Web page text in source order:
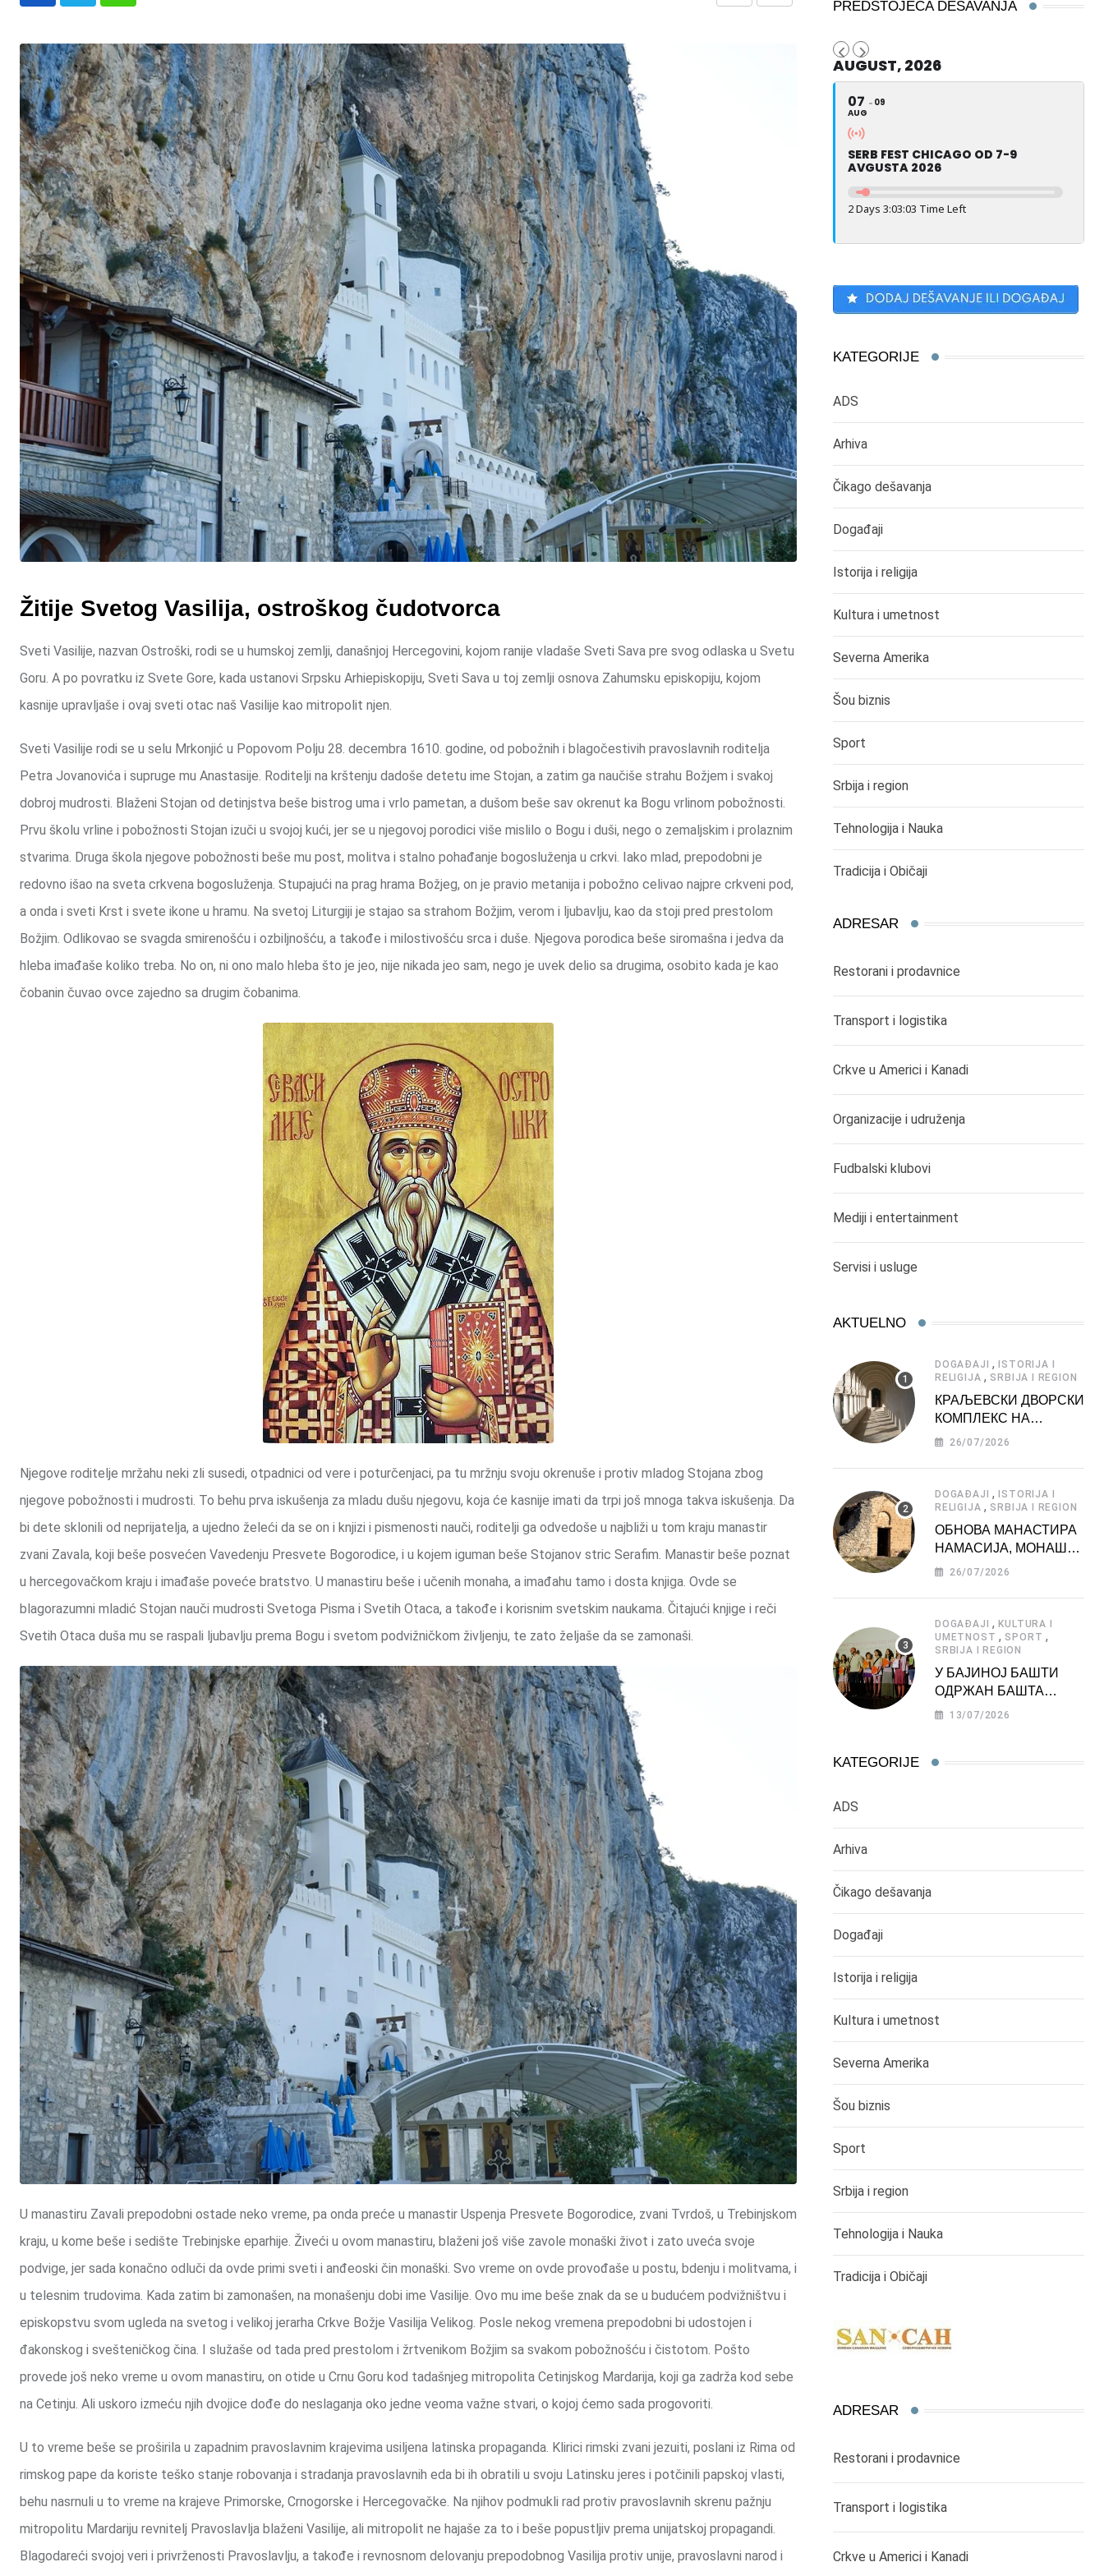
Žitije Svetog Vasilija, ostroškog čudotvorca
Sveti Vasilije, nazvan Ostroški, rodi se u humskoj zemlji, današnjoj Hercegovini, kojom ranije vladaše Sveti Sava pre svog odlaska u Svetu
Goru. A po povratku iz Svete Gore, kada ustanovi Srpsku Arhiepiskopiju, Sveti Sava u toj zemlji osnova Zahumsku episkopiju, kojom
kasnije upravljaše i ovaj sveti otac naš Vasilije kao mitropolit njen.
Sveti Vasilije rodi se u selu Mrkonjić u Popovom Polju 28. decembra 1610. godine, od pobožnih i blagočestivih pravoslavnih roditelja
Petra Jovanovića i supruge mu Anastasije. Roditelji na krštenju dadoše detetu ime Stojan, a zatim ga naučiše strahu Božjem i svakoj
dobroj mudrosti. Blaženi Stojan od detinjstva beše bistrog uma i vrlo pametan, a dušom beše sav okrenut ka Bogu vrlinom pobožnosti.
Prvu školu vrline i pobožnosti Stojan izuči u svojoj kući, jer se u njegovoj porodici više mislilo o Bogu i duši, nego o zemaljskim i prolaznim
stvarima. Druga škola njegove pobožnosti beše mu post, molitva i stalno pohađanje bogosluženja u crkvi. Iako mlad, prepodobni je
redovno išao na sveta crkvena bogosluženja. Stupajući na prag hrama Božjeg, on je pravio metanija i pobožno celivao najpre crkveni pod,
a onda i sveti Krst i svete ikone u hramu. Na svetoj Liturgiji je stajao sa strahom Božjim, verom i ljubavlju, kao da stoji pred prestolom
Božjim. Odlikovao se svagda smirenošću i ozbiljnošću, a takođe i milostivošću srca i duše. Njegova porodica beše siromašna i jedva da
hleba imađaše koliko treba. No on, ni ono malo hleba što je jeo, nije nikada jeo sam, nego je uvek delio sa drugima, osobito kada je kao
čobanin čuvao ovce zajedno sa drugim čobanima.
Njegove roditelje mržahu neki zli susedi, otpadnici od vere i poturčenjaci, pa tu mržnju svoju okrenuše i protiv mladog Stojana zbog
njegove pobožnosti i mudrosti. To behu prva iskušenja za mladu dušu njegovu, koja će kasnije imati da trpi još mnoga takva iskušenja. Da
bi dete sklonili od neprijatelja, a ujedno želeći da se on i knjizi i pismenosti nauči, roditelji ga odvedoše u najbliži u tom kraju manastir
zvani Zavala, koji beše posvećen Vavedenju Presvete Bogorodice, i u kojem iguman beše Stojanov stric Serafim. Manastir beše poznat
u hercegovačkom kraju i imađaše poveće bratstvo. U manastiru beše i učenih monaha, a imađahu tamo i dosta knjiga. Ovde se
blagorazumni mladić Stojan nauči mudrosti Svetoga Pisma i Svetih Otaca, a takođe i korisnim svetskim naukama. Čitajući knjige i reči
Svetih Otaca duša mu se raspali ljubavlju prema Bogu i svetom podvižničkom življenju, te zato željaše da se zamonaši.
U manastiru Zavali prepodobni ostade neko vreme, pa onda preće u manastir Uspenja Presvete Bogorodice, zvani Tvrdoš, u Trebinjskom
kraju, u kome beše i sedište Trebinjske eparhije. Živeći u ovom manastiru, blaženi još više zavole monaški život i zato uveća svoje
podvige, jer sada konačno odluči da ovde primi sveti i anđeoski čin monaški. Svo vreme on ovde provođaše u postu, bdenju i molitvama, i
u telesnim trudovima. Kada zatim bi zamonašen, na monašenju dobi ime Vasilije. Ovo mu ime beše znak da se u budućem podvižništvu i
episkopstvu svom ugleda na svetog i velikoj jerarha Crkve Božje Vasilija Velikog. Posle nekog vremena prepodobni bi udostojen i
đakonskog i svešteničkog čina. I služaše od tada pred prestolom i žrtvenikom Božjim sa svakom pobožnošću i čistotom. Pošto
provede još neko vreme u ovom manastiru, on otide u Crnu Goru kod tadašnjeg mitropolita Cetinjskog Mardarija, koji ga zadrža kod sebe
na Cetinju. Ali uskoro izmeću njih dvojice dođe do neslaganja oko jedne veoma važne stvari, o kojoj ćemo sada progovoriti.
U to vreme beše se proširila u zapadnim pravoslavnim krajevima usiljena latinska propaganda. Klirici rimski zvani jezuiti, poslani iz Rima od
rimskog pape da koriste teško stanje robovanja i stradanja pravoslavnih eda bi ih obratili u svoju Latinsku jeres i potčinili papskoj vlasti,
behu nasrnuli u to vreme na krajeve Primorske, Crnogorske i Hercegovačke. Na njihov podmukli rad protiv pravoslavnih skrenu pažnju
mitropolitu Mardariju revnitelj Pravoslavlja blaženi Vasilije, ali mitropolit ne hajaše za to i beše popustljiv prema unijatskoj propagandi.
Blagodareći svojoj veri i privrženosti Pravoslavlju, a takođe i revnosnom delovanju prepodobnog Vasilija protiv unije, pravoslavni narod i
PREDSTOJEĆA DEŠAVANJA
AUGUST, 2026
07
AUG
09
SERB FEST CHICAGO OD 7-9
AVGUSTA 2026
2 Days 3:03:01 Time Left
KATEGORIJE
ADS
Arhiva
Čikago dešavanja
Događaji
Istorija i religija
Kultura i umetnost
Severna Amerika
Šou biznis
Sport
Srbija i region
Tehnologija i Nauka
Tradicija i Običaji
ADRESAR
Restorani i prodavnice
Transport i logistika
Crkve u Americi i Kanadi
Organizacije i udruženja
Fudbalski klubovi
Mediji i entertainment
Servisi i usluge
AKTUELNO
DOGAĐAJI , ISTORIJA I
RELIGIJA , SRBIJA I REGION
КРАЉЕВСКИ ДВОРСКИ
КОМПЛЕКС НА
ДЕДИЊУ –
АТРАКЦИЈА
26/07/2026
DOGAĐAJI , ISTORIJA I
RELIGIJA , SRBIJA I REGION
ОБНОВА МАНАСТИРА
НАМАСИЈА, МОНАШКЕ
ЗАДУЖБИНЕ
26/07/2026
DOGAĐAJI ,KULTURA I
UMETNOST , SPORT ,
SRBIJA I REGION
У БАЈИНОЈ БАШТИ
ОДРЖАН БАШТА
ФЕСТ 2026
13/07/2026
KATEGORIJE
ADS
Arhiva
Čikago dešavanja
Događaji
Istorija i religija
Kultura i umetnost
Severna Amerika
Šou biznis
Sport
Srbija i region
Tehnologija i Nauka
Tradicija i Običaji
ADRESAR
Restorani i prodavnice
Transport i logistika
Crkve u Americi i Kanadi